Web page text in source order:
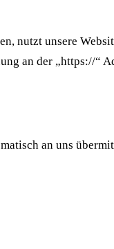
nutzt unsere
an der „https://“
an uns